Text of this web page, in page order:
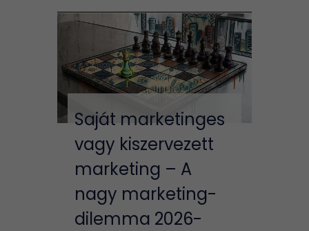
Saját marketinges
vagy kiszervezett
marketing – A
nagy marketing-
dilemma 2026-